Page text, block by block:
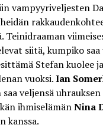
vampyyriveljesten
Teinidraaman
siitä, kumpiko
Stefan kuolee
vuoksi.Ian
veljensä
ihmiselämänNina
kanssa.